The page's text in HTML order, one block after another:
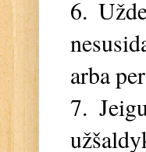
6.
arba
7.